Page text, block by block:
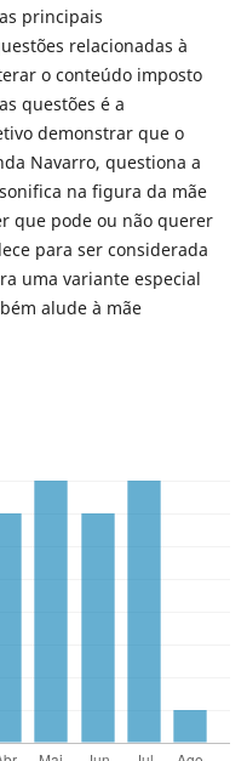
principais
relacionadas à
o conteúdo imposto
questões é a
demonstrar que o
Navarro, questiona a
na figura da mãe
que pode ou não querer
para ser considerada
uma variante especial
alude à mãe